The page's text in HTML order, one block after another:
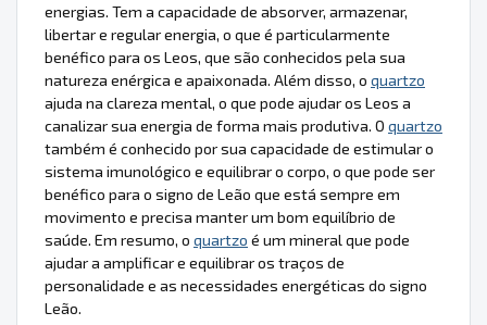
energias. Tem a capacidade de absorver, armazenar,
libertar e regular energia, o que é particularmente
benéfico para os Leos, que são conhecidos pela sua
natureza enérgica e apaixonada. Além disso, o quartzo
ajuda na clareza mental, o que pode ajudar os Leos a
canalizar sua energia de forma mais produtiva. O quartzo
também é conhecido por sua capacidade de estimular o
sistema imunológico e equilibrar o corpo, o que pode ser
benéfico para o signo de Leão que está sempre em
movimento e precisa manter um bom equilíbrio de
saúde. Em resumo, o quartzo é um mineral que pode
ajudar a amplificar e equilibrar os traços de
personalidade e as necessidades energéticas do signo
Leão.